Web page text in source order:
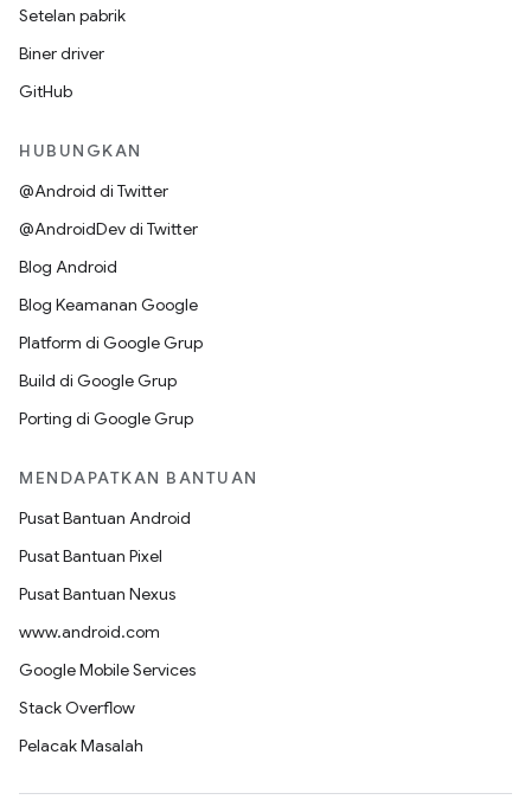
Setelan pabrik
Biner driver
GitHub
HUBUNGKAN
@Android di Twitter
@AndroidDev di Twitter
Blog Android
Blog Keamanan Google
Platform di Google Grup
Build di Google Grup
Porting di Google Grup
MENDAPATKAN BANTUAN
Pusat Bantuan Android
Pusat Bantuan Pixel
Pusat Bantuan Nexus
www.android.com
Google Mobile Services
Stack Overflow
Pelacak Masalah